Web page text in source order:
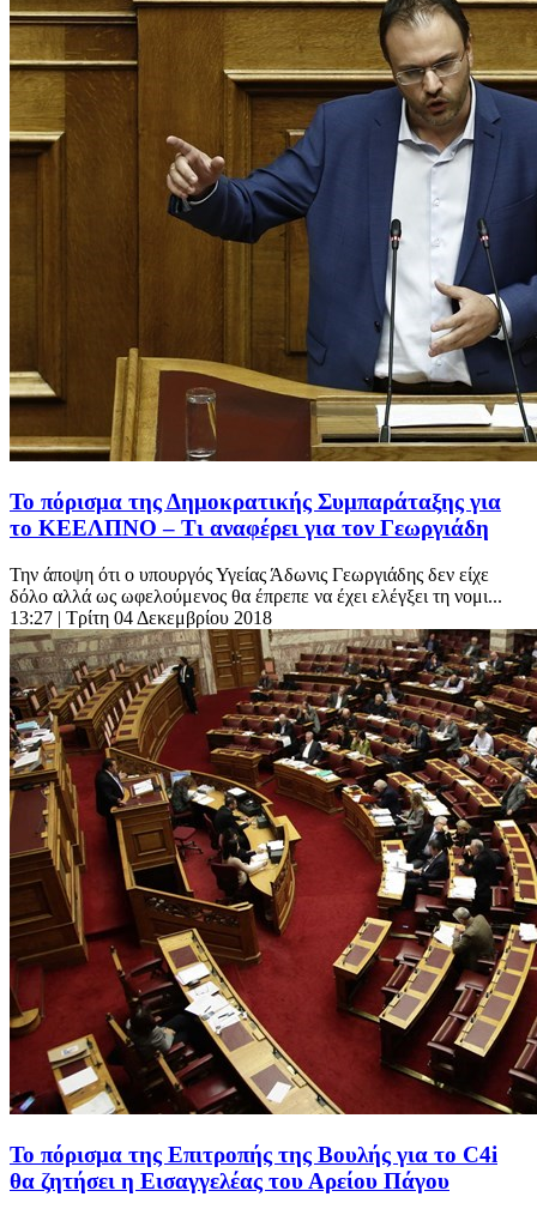
Το πόρισμα της Δημοκρατικής Συμπαράταξης για
το ΚΕΕΛΠΝΟ – Τι αναφέρει για τον Γεωργιάδη
Την άποψη ότι ο υπουργός Υγείας Άδωνις Γεωργιάδης δεν είχε
δόλο αλλά ως ωφελούμενος θα έπρεπε να έχει ελέγξει τη νομι...
13:27 | Τρίτη 04 Δεκεμβρίου 2018
Το πόρισμα της Επιτροπής της Βουλής για το C4i
θα ζητήσει η Εισαγγελέας του Αρείου Πάγου